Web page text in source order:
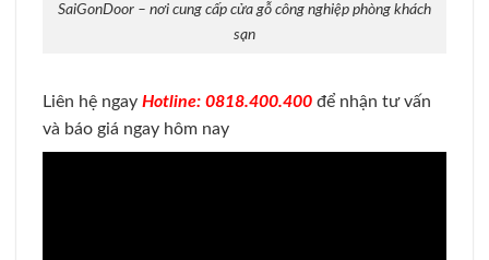
SaiGonDoor – nơi cung cấp cửa gỗ công nghiệp phòng khách
sạn
Liên hệ ngay Hotline: 0818.400.400 để nhận tư vấn
và báo giá ngay hôm nay